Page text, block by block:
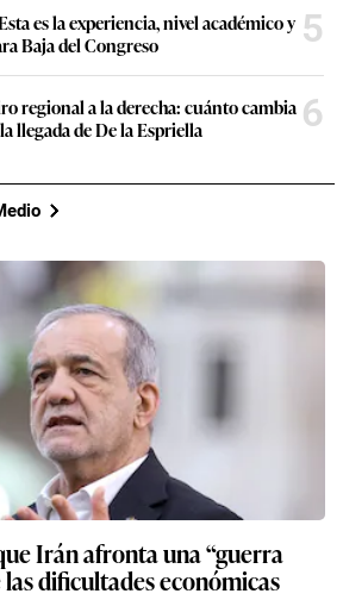
es la experiencia, nivel académico y
Baja del Congreso
5
regional a la derecha: cuánto cambia
llegada de De la Espriella
6
Irán afronta una “guerra
dificultades económicas